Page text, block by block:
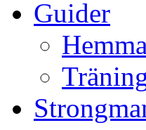
Guider